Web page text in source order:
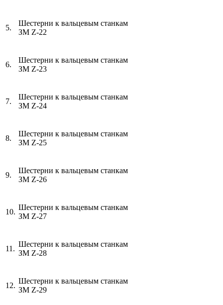
5.
Шестерни к вальцевым станкам
ЗМ Z-22
6.
Шестерни к вальцевым станкам
ЗМ Z-23
7.
Шестерни к вальцевым станкам
ЗМ Z-24
8.
Шестерни к вальцевым станкам
ЗМ Z-25
9.
Шестерни к вальцевым станкам
ЗМ Z-26
10.
Шестерни к вальцевым станкам
ЗМ Z-27
11.
Шестерни к вальцевым станкам
ЗМ Z-28
12.
Шестерни к вальцевым станкам
ЗМ Z-29